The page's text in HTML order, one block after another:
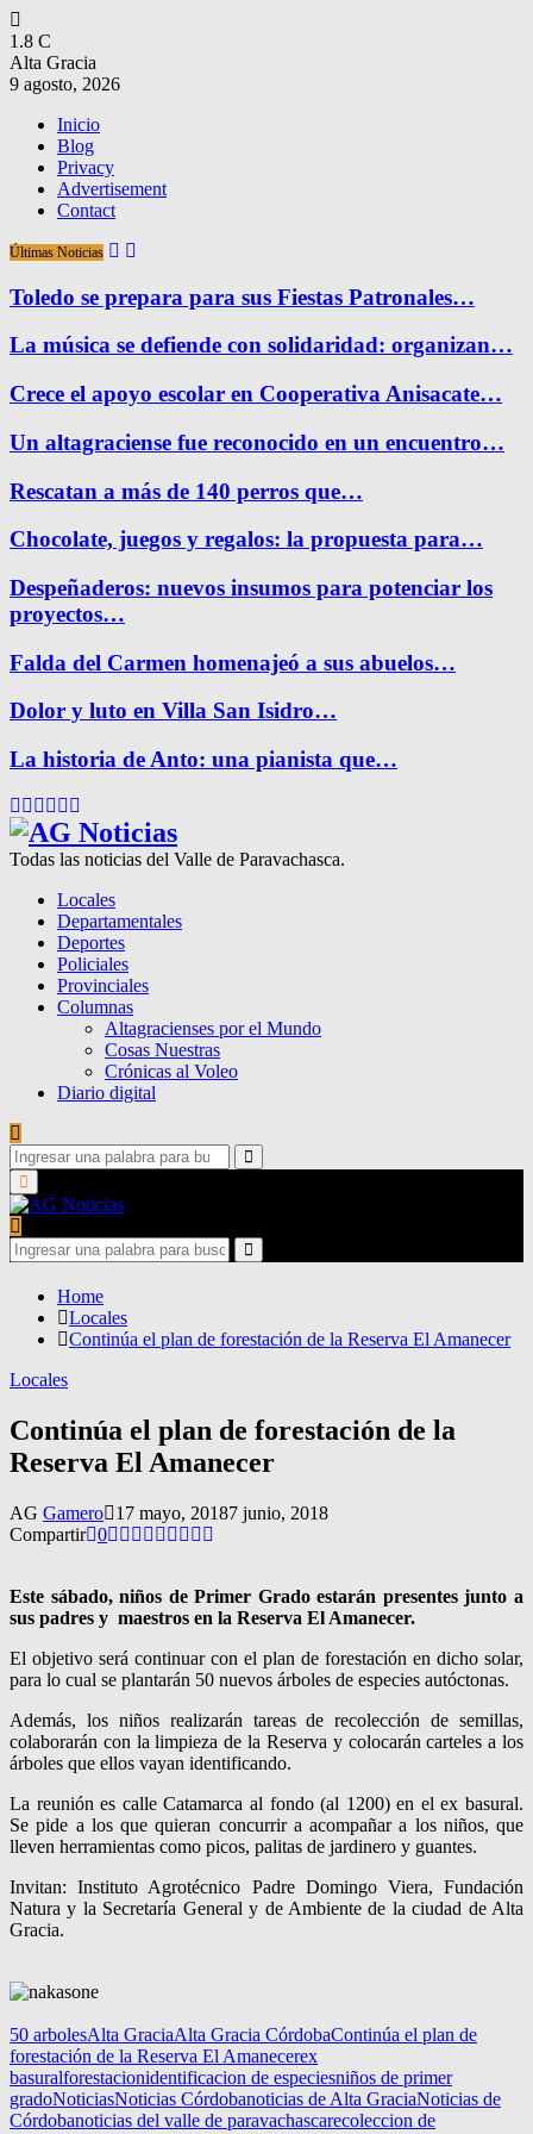
1.8 C
Alta Gracia
9 agosto, 2026
Inicio
Blog
Privacy
Advertisement
Contact
Últimas Noticias
Toledo se prepara para sus Fiestas Patronales…
La música se defiende con solidaridad: organizan…
Crece el apoyo escolar en Cooperativa Anisacate…
Un altagraciense fue reconocido en un encuentro…
Rescatan a más de 140 perros que…
Chocolate, juegos y regalos: la propuesta para…
Despeñaderos: nuevos insumos para potenciar los
proyectos…
Falda del Carmen homenajeó a sus abuelos…
Dolor y luto en Villa San Isidro…
La historia de Anto: una pianista que…
Facebook
Twitter
Instagram
Pinterest
Google
Todas las noticias del Valle de Paravachasca.
Locales
Departamentales
Deportes
Policiales
Provinciales
Columnas
Altagracienses por el Mundo
Cosas Nuestras
Crónicas al Voleo
Diario digital
Search
for:
Search
Primary
Menu
Search
for:
Search
Home
Locales
Continúa el plan de forestación de la Reserva El Amanecer
Locales
Continúa el plan de forestación de la
Reserva El Amanecer
AG Gamero 17 mayo, 20187 junio, 2018
Compartir 0
Este sábado, niños de Primer Grado estarán presentes junto a
sus padres y maestros en la Reserva El Amanecer.
El objetivo será continuar con el plan de forestación en dicho solar,
para lo cual se plantarán 50 nuevos árboles de especies autóctonas.
Además, los niños realizarán tareas de recolección de semillas,
colaborarán con la limpieza de la Reserva y colocarán carteles a los
árboles que ellos vayan identificando.
La reunión es calle Catamarca al fondo (al 1200) en el ex basural.
Se pide a los que quieran concurrir a acompañar a los niños, que
lleven herramientas como picos, palitas de jardinero y guantes.
Invitan: Instituto Agrotécnico Padre Domingo Viera, Fundación
Natura y la Secretaría General y de Ambiente de la ciudad de Alta
Gracia.
50 arbolesAlta GraciaAlta Gracia CórdobaContinúa el plan de
forestación de la Reserva El Amanecerex
basuralforestacionidentificacion de especiesniños de primer
gradoNoticiasNoticias Córdobanoticias de Alta GraciaNoticias de
Córdobanoticias del valle de paravachascarecoleccion de